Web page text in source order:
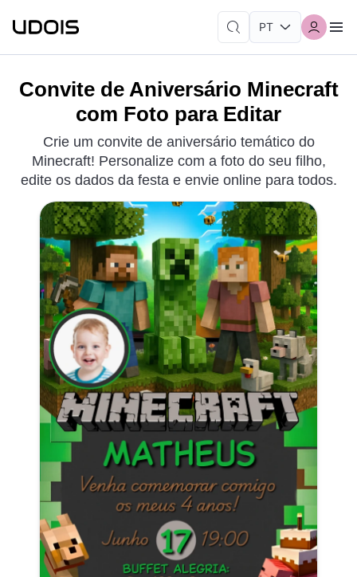
Convite de Aniversário Minecraft
com Foto para Editar
Crie um convite de aniversário temático do
Minecraft! Personalize com a foto do seu filho,
edite os dados da festa e envie online para todos.